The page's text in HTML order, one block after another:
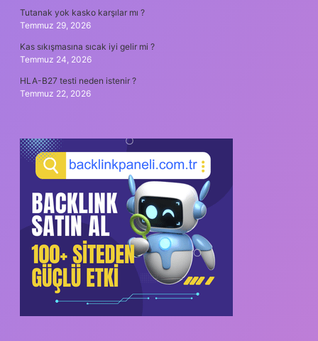
Tutanak yok kasko karşılar mı ?
Temmuz 29, 2026
Kas sıkışmasına sıcak iyi gelir mi ?
Temmuz 24, 2026
HLA-B27 testi neden istenir ?
Temmuz 22, 2026